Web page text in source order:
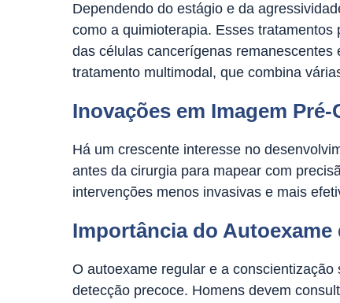
Dependendo do estágio e da
como a quimioterapia. Esses
das células cancerígenas
tratamento multimodal, que combina
Inovações em Imagem
Há um crescente interesse no
antes da cirurgia para mapear com
intervenções menos invasivas e mais
Importância do
O autoexame regular e a
detecção precoce. Homens devem